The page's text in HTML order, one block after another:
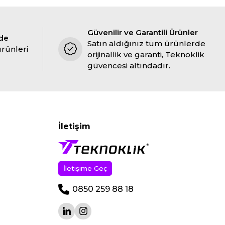
Güvenilir ve Garantili Ürünler
Satın aldığınız tüm ürünlerde
orijinallik ve garanti, Teknoklik
güvencesi altındadır.
İletişim
İletişime Geç
0850 259 88 18